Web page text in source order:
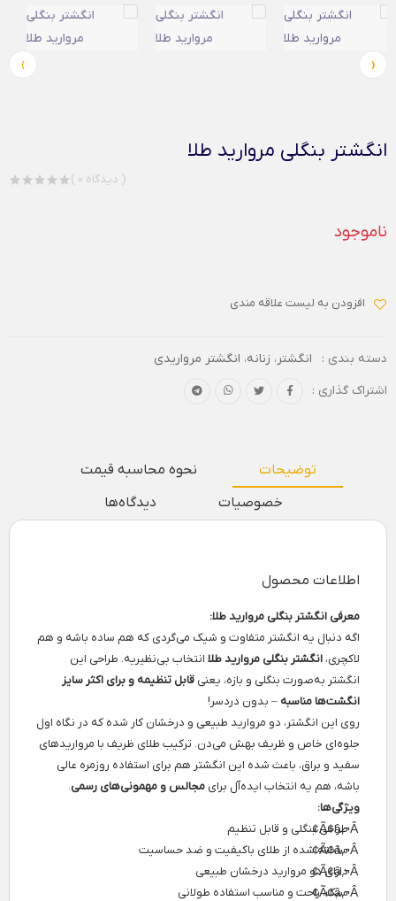
‹
›
انگشتر بنگلی مروارید طلا
( 0 دیدگاه )
ناموجود
افزودن به لیست علاقه مندی
دسته بندی : انگشتر ، زنانه، انگشتر مرواریدی
اشتراک گذاری :
توضیحات
نحوه محاسبه قیمت
خصوصیات
دیدگاه‌ها
اطلاعات محصول
معرفی انگشتر بنگلی مروارید طلا:
اگه دنبال یه انگشتر متفاوت و شیک می‌گردی که هم ساده باشه و هم
لاکچری، انگشتر بنگلی مروارید طلا انتخاب بی‌نظیریه. طراحی این
انگشتر به‌صورت بنگلی و بازه، یعنی قابل تنظیمه و برای اکثر سایز
انگشت‌ها مناسبه – بدون دردسر!
روی این انگشتر، دو مروارید طبیعی و درخشان کار شده که در نگاه اول
جلوه‌ای خاص و ظریف بهش می‌دن. ترکیب طلای ظریف با مرواریدهای
سفید و براق، باعث شده این انگشتر هم برای استفاده روزمره عالی
باشه، هم یه انتخاب ایده‌آل برای مجالس و مهمونی‌های رسمی.
ویژگی‌ها:
طراحی بنگلی و قابل تنظیم
ساخته شده از طلای باکیفیت و ضد حساسیت
دارای دو مروارید درخشان طبیعی
سبک، راحت و مناسب استفاده طولانی